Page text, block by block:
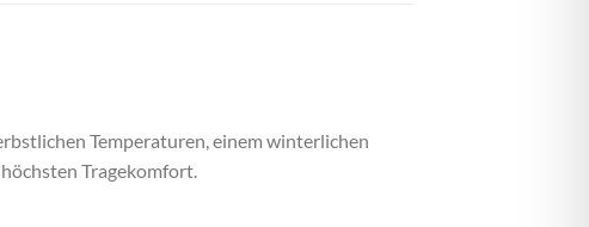
Temperaturen, einem winterlichen
Tragekomfort.